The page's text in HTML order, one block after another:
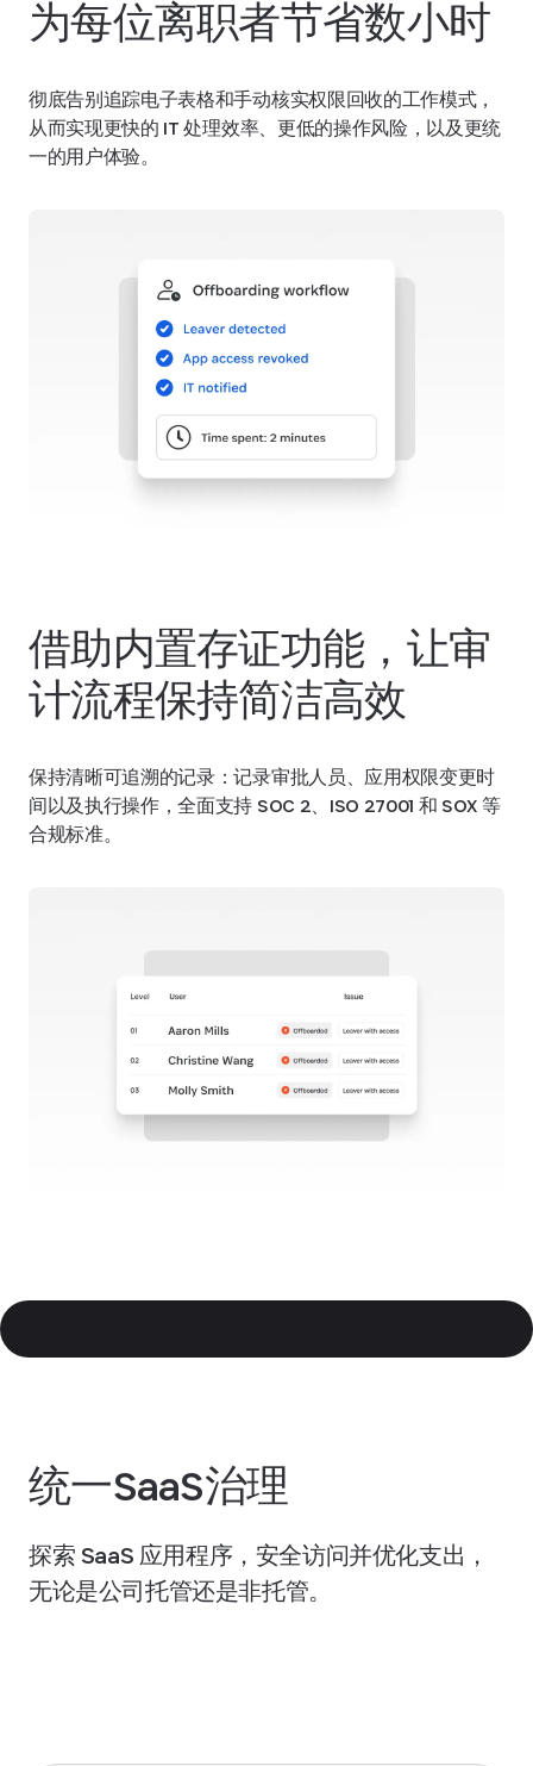
为每位离职者节省数小时
彻底告别追踪电子表格和手动核实权限回收的工作模式，
从而实现更快的 IT 处理效率、更低的操作风险，以及更统
一的用户体验。
借助内置存证功能，让审
计流程保持简洁高效
保持清晰可追溯的记录：记录审批人员、应用权限变更时
间以及执行操作，全面支持 SOC 2、ISO 27001 和 SOX 等
合规标准。
统一SaaS治理
探索 SaaS 应用程序，安全访问并优化支出，
无论是公司托管还是非托管。